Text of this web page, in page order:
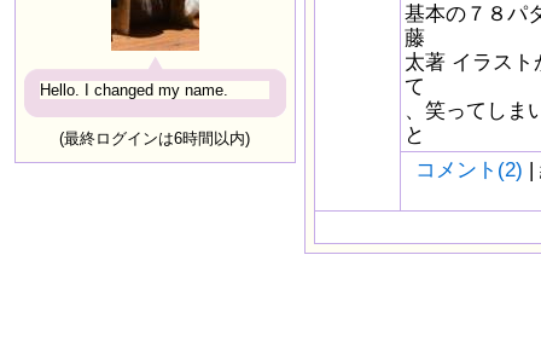
Hello. I changed my name.
(最終ログインは6時間以内)
基本の７８パ
藤
太著 イラス
て
、笑ってしま
と
コメント(2) |